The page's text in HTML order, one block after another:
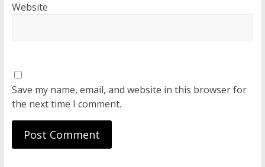
Website
Save my name, email, and website in this browser for
the next time I comment.